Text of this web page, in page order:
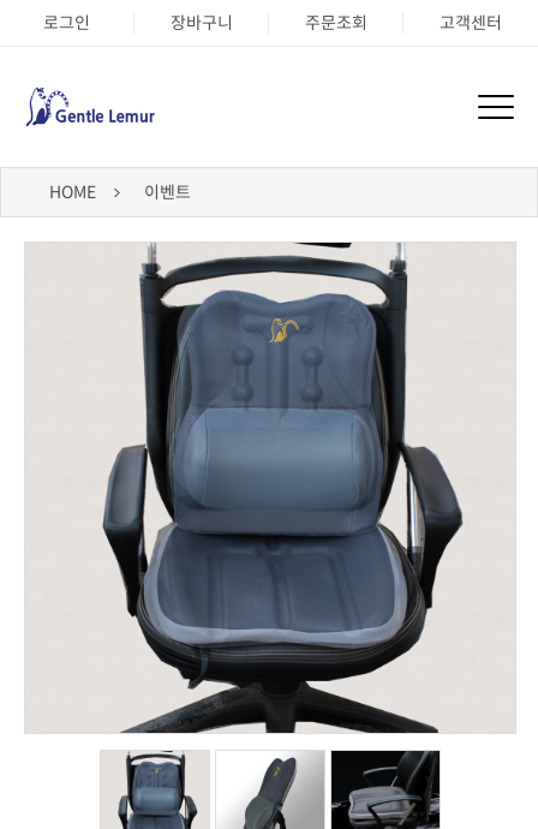
로그인 장바구니 주문조회 고객센터
HOME 이벤트